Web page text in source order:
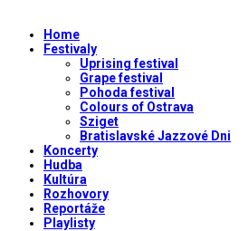
Home
Festivaly
Uprising festival
Grape festival
Pohoda festival
Colours of Ostrava
Sziget
Bratislavské Jazzové Dni
Koncerty
Hudba
Kultúra
Rozhovory
Reportáže
Playlisty